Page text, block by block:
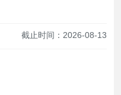
截止时间：2026-08-13